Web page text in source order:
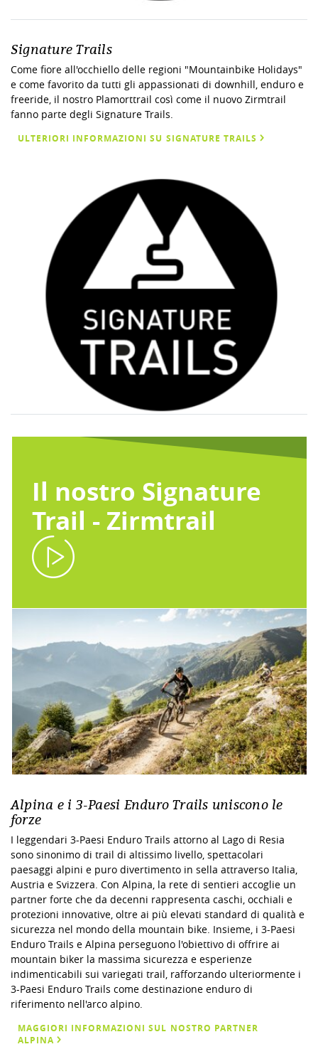
Signature Trails
Come fiore all'occhiello delle regioni "Mountainbike Holidays"
e come favorito da tutti gli appassionati di downhill, enduro e
freeride, il nostro Plamorttrail così come il nuovo Zirmtrail
fanno parte degli Signature Trails.
ULTERIORI INFORMAZIONI SU SIGNATURE TRAILS
Il nostro Signature
Trail - Zirmtrail
Alpina e i 3-Paesi Enduro Trails uniscono le
forze
I leggendari 3-Paesi Enduro Trails attorno al Lago di Resia
sono sinonimo di trail di altissimo livello, spettacolari
paesaggi alpini e puro divertimento in sella attraverso Italia,
Austria e Svizzera. Con Alpina, la rete di sentieri accoglie un
partner forte che da decenni rappresenta caschi, occhiali e
protezioni innovative, oltre ai più elevati standard di qualità e
sicurezza nel mondo della mountain bike. Insieme, i 3-Paesi
Enduro Trails e Alpina perseguono l'obiettivo di offrire ai
mountain biker la massima sicurezza e esperienze
indimenticabili sui variegati trail, rafforzando ulteriormente i
3-Paesi Enduro Trails come destinazione enduro di
riferimento nell'arco alpino.
MAGGIORI INFORMAZIONI SUL NOSTRO PARTNER
ALPINA